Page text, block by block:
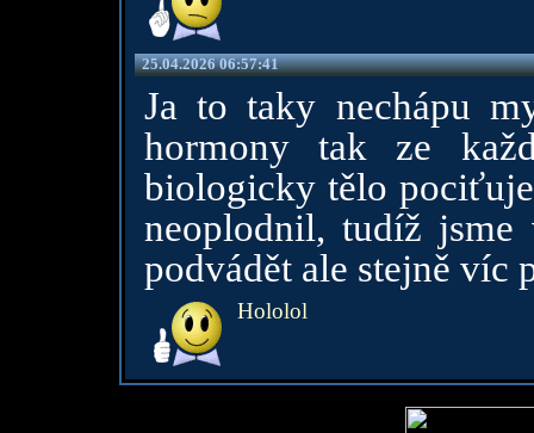
25.04.2026 06:57:41
Ja to taky nechápu
hormony tak ze
biologicky tělo
neoplodnil, tudíž jsme
podvádět ale stejně víc
Hololol